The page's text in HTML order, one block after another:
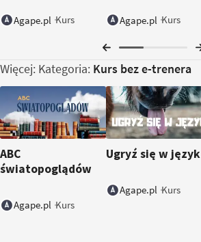
Agape.pl Kurs Agape.pl Kurs
Więcej: Kategoria: Kurs bez e-trenera
ABC
światopoglądów
Agape.pl Kurs
Ugryź się w język
Agape.pl Kurs